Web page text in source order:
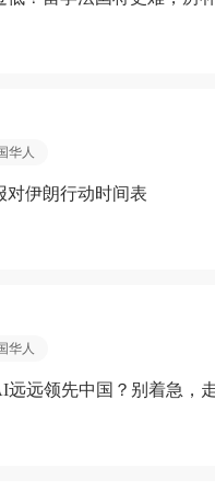
华人
对伊朗行动时间表
华人
远远领先中国？别着急，